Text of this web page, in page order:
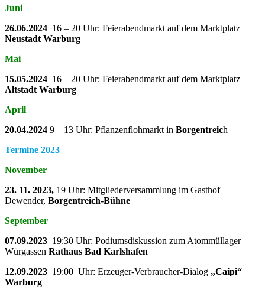
Juni
26.06.2024 16 – 20 Uhr: Feierabendmarkt auf dem Marktplatz
Neustadt Warburg
Mai
15.05.2024 16 – 20 Uhr: Feierabendmarkt auf dem Marktplatz
Altstadt Warburg
April
20.04.2024 9 – 13 Uhr: Pflanzenflohmarkt in Borgentreich
Termine 2023
November
23. 11. 2023, 19 Uhr: Mitgliederversammlung im Gasthof
Dewender, Borgentreich-Bühne
September
07.09.2023 19:30 Uhr: Podiumsdiskussion zum Atommüllager
Würgassen Rathaus Bad Karlshafen
12.09.2023 19:00 Uhr: Erzeuger-Verbraucher-Dialog „Caipi“
Warburg